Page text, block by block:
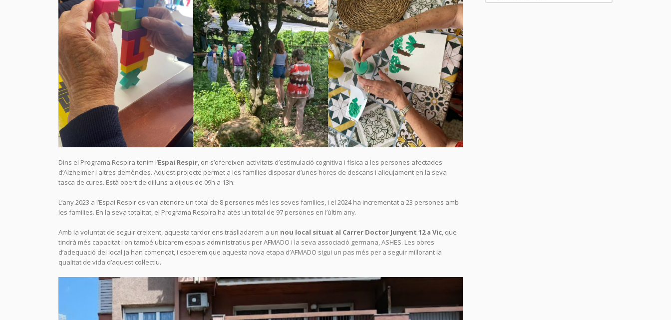
Dins el Programa Respira tenim l’Espai Respir, on s’ofereixen activitats d’estimulació cognitiva i física a les persones afectades
d’Alzheimer i altres demències. Aquest projecte permet a les famílies disposar d’unes hores de descans i alleujament en la seva
tasca de cures. Està obert de dilluns a dijous de 09h a 13h.
L’any 2023 a l’Espai Respir es van atendre un total de 8 persones més les seves famílies, i el 2024 ha incrementat a 23 persones amb
les famílies. En la seva totalitat, el Programa Respira ha atès un total de 97 persones en l’últim any.
Amb la voluntat de seguir creixent, aquesta tardor ens traslladarem a un nou local situat al Carrer Doctor Junyent 12 a Vic, que
tindrà més capacitat i on també ubicarem espais administratius per AFMADO i la seva associació germana, ASHES. Les obres
d’adequació del local ja han començat, i esperem que aquesta nova etapa d’AFMADO sigui un pas més per a seguir millorant la
qualitat de vida d’aquest col·lectiu.